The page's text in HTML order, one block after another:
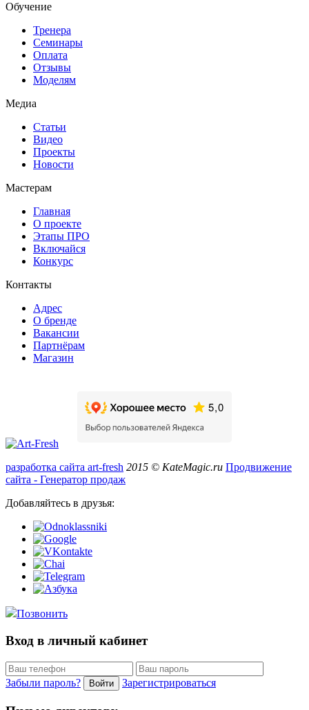
Обучение
Тренера
Семинары
Оплата
Отзывы
Моделям
Медиа
Статьи
Видео
Проекты
Новости
Мастерам
Главная
О проекте
Этапы ПРО
Включайся
Конкурс
Контакты
Адрес
О бренде
Вакансии
Партнёрам
Магазин
разработка сайта art-fresh 2015 © KateMagic.ru Продвижение
сайта - Генератор продаж
Добавляйтесь в друзья:
Позвонить
Вход в личный кабинет
Забыли пароль? Войти Зарегистрироваться